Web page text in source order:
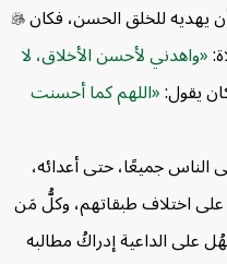
للخلق الحسن، فكان
لأحسن الأخلاق، لا
اللهم كما أحسنت
جميعًا، حتى أعدائه،
طبقاتهم، وكلُّ مَن
الداعية إدراكُ مطالبه